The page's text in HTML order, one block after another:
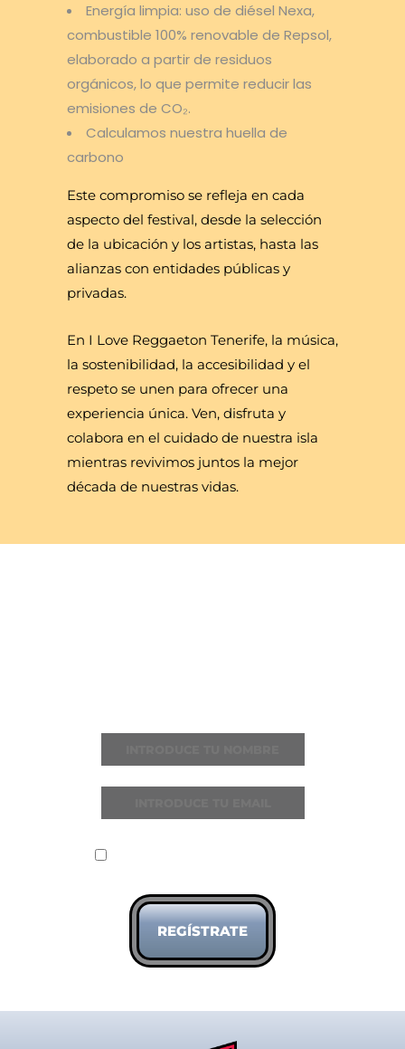
Energía limpia: uso de diésel Nexa,
combustible 100% renovable de Repsol,
elaborado a partir de residuos
orgánicos, lo que permite reducir las
emisiones de CO₂.
Calculamos nuestra huella de
carbono
Este compromiso se refleja en cada
aspecto del festival, desde la selección
de la ubicación y los artistas, hasta las
alianzas con entidades públicas y
privadas.
En I Love Reggaeton Tenerife, la música,
la sostenibilidad, la accesibilidad y el
respeto se unen para ofrecer una
experiencia única. Ven, disfruta y
colabora en el cuidado de nuestra isla
mientras revivimos juntos la mejor
década de nuestras vidas.